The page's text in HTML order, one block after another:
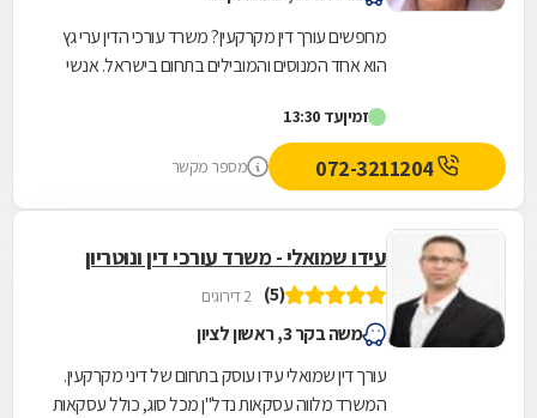
מחפשים עורך דין מקרקעין? משרד עורכי הדין ערי גץ
הוא אחד המנוסים והמובילים בתחום בישראל. אנשי
מקרקעין...
זמיןעד 13:30
072-3211204 מספר מקשר
עידו שמואלי - משרד עורכי דין ונוטריון
(5) 2 דירוגים
משה בקר 3, ראשון לציון
עורך דין שמואלי עידו עוסק בתחום של דיני מקרקעין.
המשרד מלווה עסקאות נדל"ן מכל סוג, כולל עסקאות